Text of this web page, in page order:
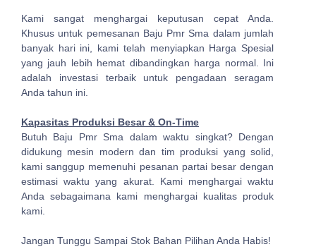
Kami sangat menghargai keputusan cepat Anda.
Khusus untuk pemesanan Baju Pmr Sma dalam jumlah
banyak hari ini, kami telah menyiapkan Harga Spesial
yang jauh lebih hemat dibandingkan harga normal. Ini
adalah investasi terbaik untuk pengadaan seragam
Anda tahun ini.
Kapasitas Produksi Besar & On-Time
Butuh Baju Pmr Sma dalam waktu singkat? Dengan
didukung mesin modern dan tim produksi yang solid,
kami sanggup memenuhi pesanan partai besar dengan
estimasi waktu yang akurat. Kami menghargai waktu
Anda sebagaimana kami menghargai kualitas produk
kami.
Jangan Tunggu Sampai Stok Bahan Pilihan Anda Habis!